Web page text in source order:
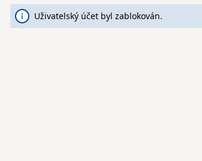
Uživatelský účet byl zablokován.